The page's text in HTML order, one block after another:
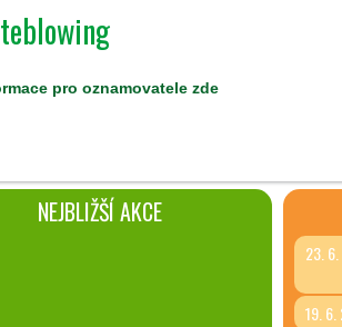
pro oznamovatele zde
NEJBLIŽŠÍ AKCE
23.
19.